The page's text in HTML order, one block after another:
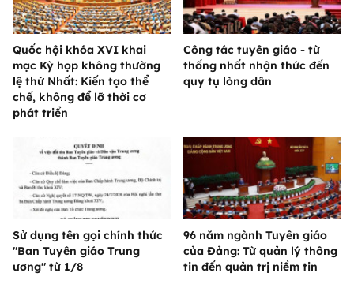
Quốc hội khóa XVI khai
mạc Kỳ họp không thường
lệ thứ Nhất: Kiến tạo thể
chế, không để lỡ thời cơ
phát triển
Công tác tuyên giáo - từ
thống nhất nhận thức đến
quy tụ lòng dân
Sử dụng tên gọi chính thức
"Ban Tuyên giáo Trung
ương" từ 1/8
96 năm ngành Tuyên giáo
của Đảng: Từ quản lý thông
tin đến quản trị niềm tin